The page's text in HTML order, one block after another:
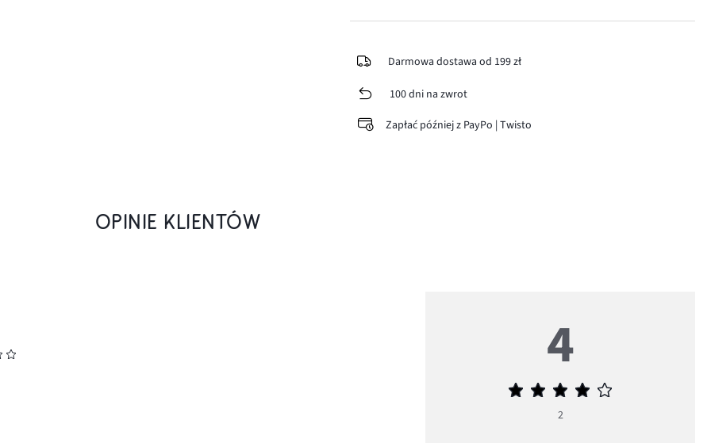
Darmowa dostawa od 199 zł
100 dni na zwrot
Zapłać później z PayPo | Twisto
OPINIE KLIENTÓW
4
Średnia
4
2